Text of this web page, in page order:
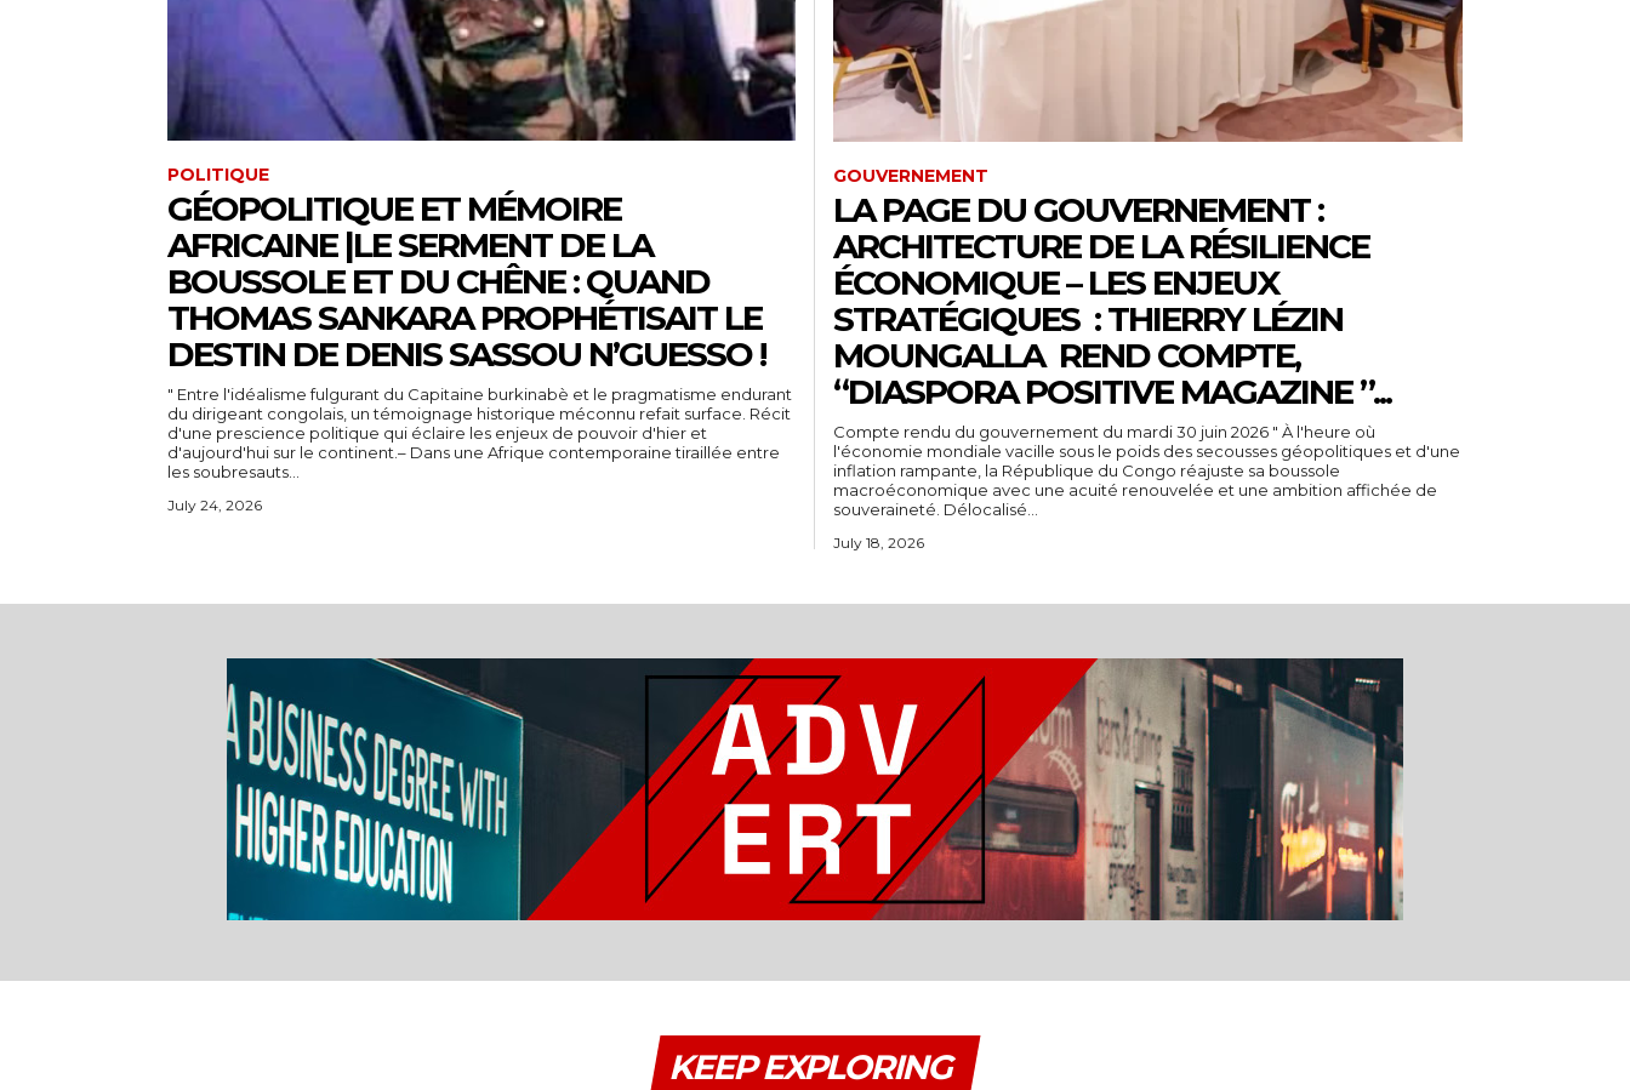
POLITIQUE
GÉOPOLITIQUE ET MÉMOIRE
AFRICAINE |LE SERMENT DE LA
BOUSSOLE ET DU CHÊNE : QUAND
THOMAS SANKARA PROPHÉTISAIT LE
DESTIN DE DENIS SASSOU N’GUESSO !
" Entre l'idéalisme fulgurant du Capitaine burkinabè et le pragmatisme endurant
du dirigeant congolais, un témoignage historique méconnu refait surface. Récit
d'une prescience politique qui éclaire les enjeux de pouvoir d'hier et
d'aujourd'hui sur le continent.– Dans une Afrique contemporaine tiraillée entre
les soubresauts...
July 24, 2026
GOUVERNEMENT
LA PAGE DU GOUVERNEMENT :
ARCHITECTURE DE LA RÉSILIENCE
ÉCONOMIQUE – LES ENJEUX
STRATÉGIQUES : THIERRY LÉZIN
MOUNGALLA REND COMPTE,
“DIASPORA POSITIVE MAGAZINE ”...
Compte rendu du gouvernement du mardi 30 juin 2026 " À l'heure où
l'économie mondiale vacille sous le poids des secousses géopolitiques et d'une
inflation rampante, la République du Congo réajuste sa boussole
macroéconomique avec une acuité renouvelée et une ambition affichée de
souveraineté. Délocalisé...
July 18, 2026
KEEP EXPLORING